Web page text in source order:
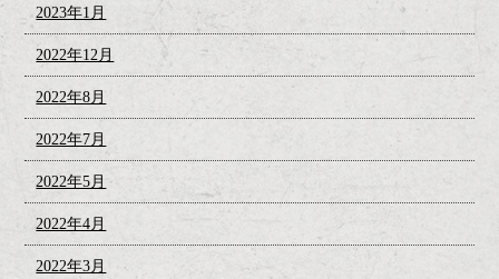
2023年1月
2022年12月
2022年8月
2022年7月
2022年5月
2022年4月
2022年3月